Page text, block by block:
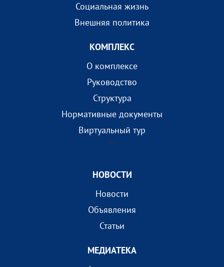
Социальная жизнь
Внешняя политика
КОМПЛEКС
О комплексе
Руководство
Структура
Нормативные документы
Виртуальный тур
?>
НОВОСТИ
Новости
Объявления
Статьи
МEДИАТEКА